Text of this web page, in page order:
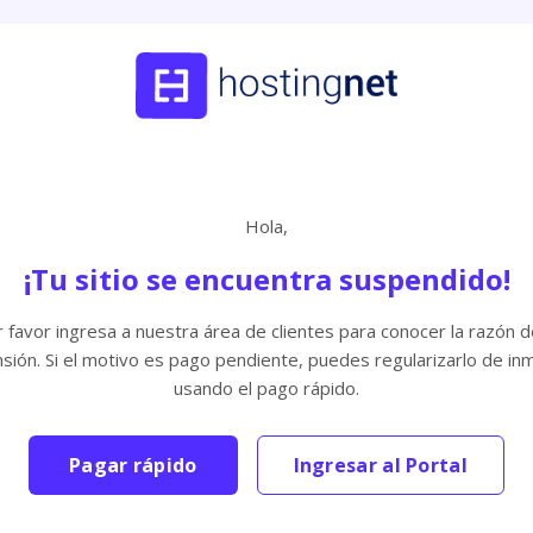
Hola,
¡Tu sitio se encuentra suspendido!
favor ingresa a nuestra área de clientes para conocer la razón
Si el motivo es pago pendiente, puedes regularizarlo de
usando el pago rápido.
Pagar rápido Ingresar al Portal